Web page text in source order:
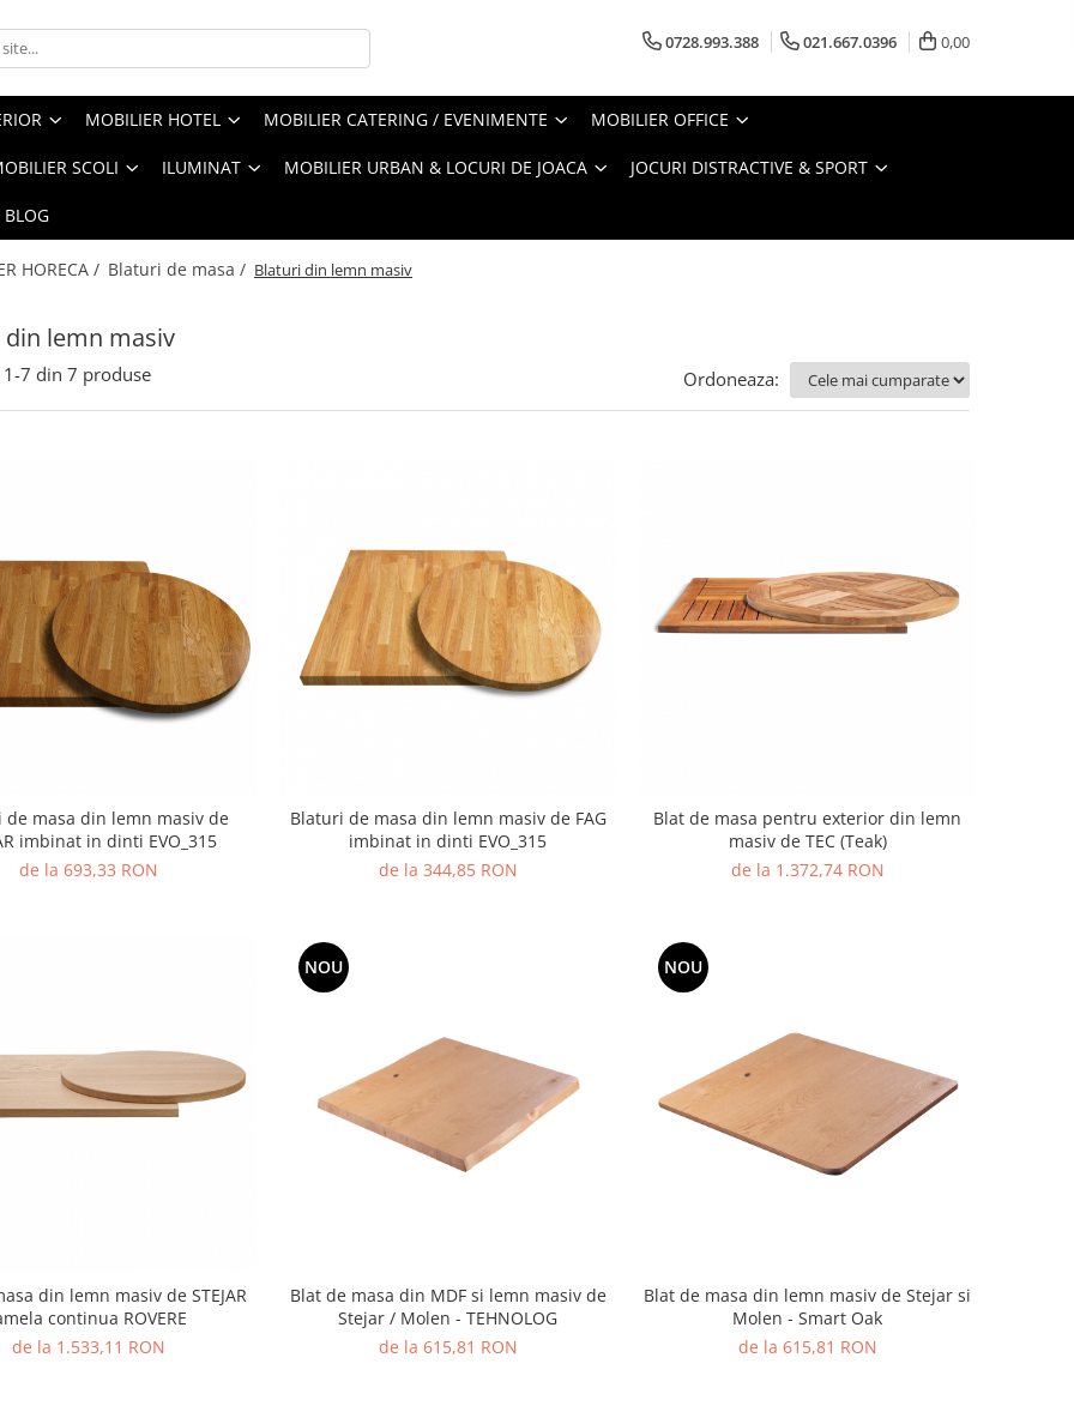
0728.993.388 021.667.0396 0,00
MOBILIER HOTEL MOBILIER CATERING / EVENIMENTE MOBILIER OFFICE
SCOLI ILUMINAT MOBILIER URBAN & LOCURI DE JOACA JOCURI DISTRACTIVE & SPORT
BLOG
HORECA / Blaturi de masa / Blaturi din lemn masiv
din lemn masiv
1-7 din 7 produse Ordoneaza:
de masa din lemn masiv de
imbinat in dinti EVO_315
de la 693,33 RON
Blaturi de masa din lemn masiv de FAG
imbinat in dinti EVO_315
de la 344,85 RON
Blat de masa pentru exterior din lemn
masiv de TEC (Teak)
de la 1.372,74 RON
din lemn masiv de STEJAR
continua ROVERE
de la 1.533,11 RON
NOU
Blat de masa din MDF si lemn masiv de
Stejar / Molen - TEHNOLOG
de la 615,81 RON
NOU
Blat de masa din lemn masiv de Stejar si
Molen - Smart Oak
de la 615,81 RON